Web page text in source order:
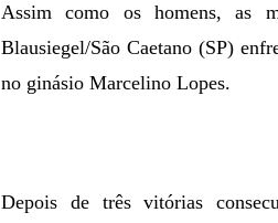
Assim como os homens, as
Blausiegel/São Caetano (SP)
no ginásio Marcelino Lopes.
Depois de três vitórias